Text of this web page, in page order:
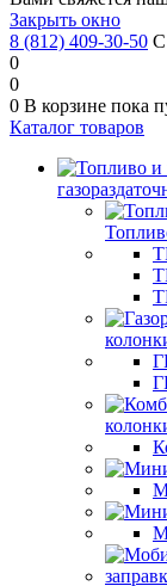
Закрыть окно
8 (812) 409-30-50 С
0
0
0 В корзине пока
Каталог товаров